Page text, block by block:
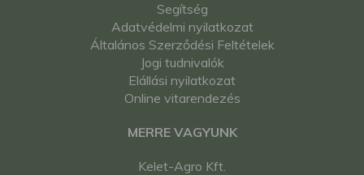
Segítség
Adatvédelmi nyilatkozat
Általános Szerződési Feltételek
Jogi tudnivalók
Elállási nyilatkozat
Online vitarendezés
MERRE VAGYUNK
Kelet-Agro Kft.